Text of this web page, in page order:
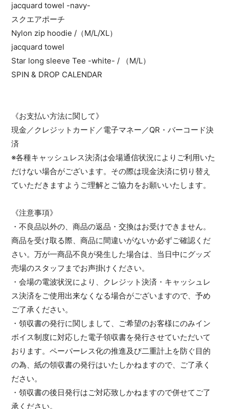
jacquard towel -navy-
スクエアポーチ
Nylon zip hoodie /（M/L/XL）
jacquard towel
Star long sleeve Tee -white- / （M/L）
SPIN & DROP CALENDAR
《お支払い方法に関して》
現金／クレジットカード／電子マネー／QR・バーコード決
済
※各種キャッシュレス決済は会場通信状況によりご利用いた
だけない場合がございます。その際は現金決済に切り替え
ていただきますようご理解とご協力をお願いいたします。
《注意事項》
・不良品以外の、商品の返品・交換はお受けできません。
商品を受け取る際、商品に間違いがないか必ずご確認くだ
さい。万が一商品不良が発生した場合は、当日中にグッズ
売場のスタッフまでお声掛けください。
・会場の電波状況により、クレジット決済・キャッシュレ
ス決済をご使用出来なくなる場合がございますので、予め
ご了承ください。
・領収書の発行に関しまして、ご希望のお客様にのみイン
ボイス制度に対応した電子領収書を発行させていただいて
おります。ペーパーレス化の推進及び二重計上を防ぐ目的
の為、紙の領収書の発行はいたしかねますので、ご了承く
ださい。
・領収書の後日発行はご対応致しかねますので併せてご了
承ください。